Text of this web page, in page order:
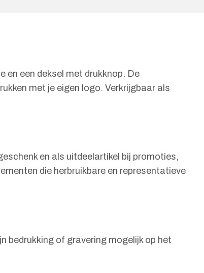
en een deksel met drukknop. De
met je eigen logo. Verkrijgbaar als
en als uitdeelartikel bij promoties,
die herbruikbare en representatieve
bedrukking of gravering mogelijk op het